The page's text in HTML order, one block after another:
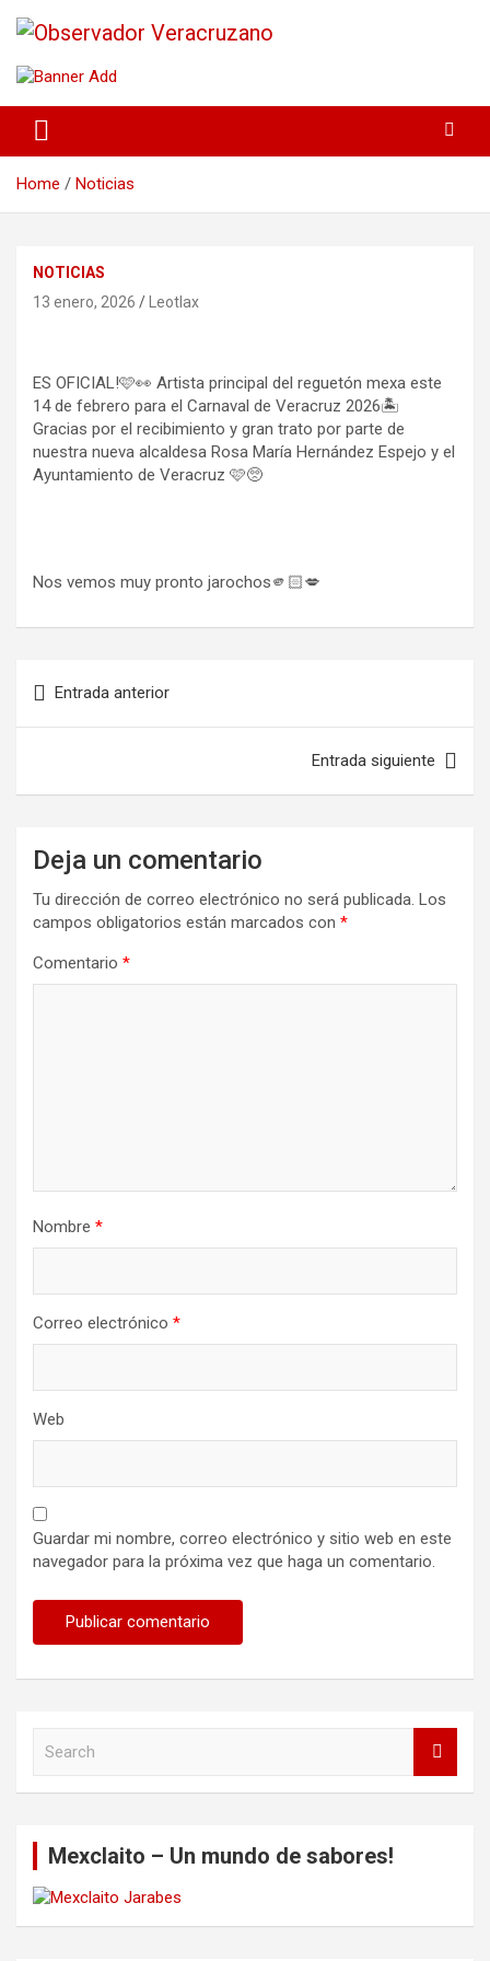
Observador Veracruzano
Home Noticias
NOTICIAS
13 enero, 2026
Leotlax
ES OFICIAL!🩷👀 Artista principal del reguetón mexa este
14 de febrero para el Carnaval de Veracruz 2026🏝️
Gracias por el recibimiento y gran trato por parte de
nuestra nueva alcaldesa Rosa María Hernández Espejo y el
Ayuntamiento de Veracruz 🩷🥺
Nos vemos muy pronto jarochos🫵🏻💋
Entrada anterior
Entrada siguiente
Deja un comentario
Tu dirección de correo electrónico no será publicada. Los
campos obligatorios están marcados con *
Comentario *
Nombre *
Correo electrónico *
Web
Guardar mi nombre, correo electrónico y sitio web en este
navegador para la próxima vez que haga un comentario.
Mexclaito – Un mundo de sabores!